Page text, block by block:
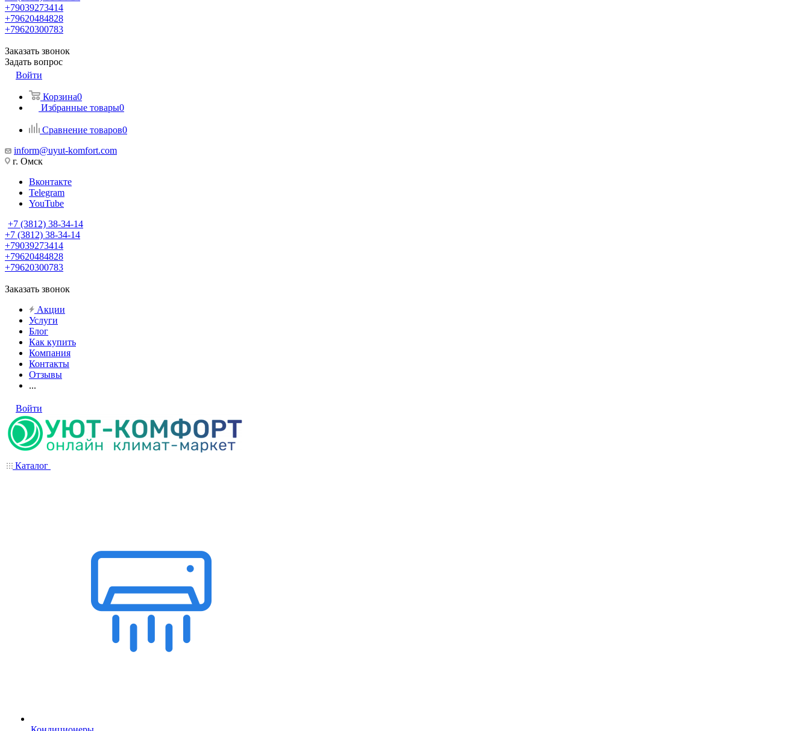
+79039273414
+79620484828
+79620300783
Заказать звонок
Задать вопрос
Войти
Корзина0
Избранные товары0
Сравнение товаров0
inform@uyut-komfort.com
г. Омск
Вконтакте
Telegram
YouTube
+7 (3812) 38-34-14
+7 (3812) 38-34-14
+79039273414
+79620484828
+79620300783
Заказать звонок
Акции
Услуги
Блог
Как купить
Компания
Контакты
Отзывы
...
Войти
Каталог